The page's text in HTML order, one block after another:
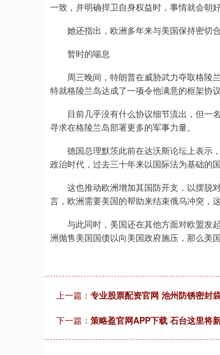
一致，并明确捍卫自身权益时，事情就会朝好
她还指出，欧洲多年来与美国保持密切合
暂时的喘息
周三晚间，特朗普在威胁武力夺取格陵兰
特就格陵兰岛达成了一项令他满意的框架协议
目前几乎没有什么协议细节流出，但一名
寻求在格陵兰岛部署更多的军事力量。
德国总理默茨此前在达沃斯论坛上表示，
政治时代，过去三十年来以国际法为基础的
这也推动欧洲增加其国防开支，以摆脱对
言，欧洲需要美国的帮助来结束俄乌冲突，
与此同时，美国还在其他方面对欧盟发起
洲抛售美国国债以向美国政府施压，那么美
上一篇： 专业股票配资官网 池州防锈密封
下一篇： 策略盈官网APP下载 石台这里将